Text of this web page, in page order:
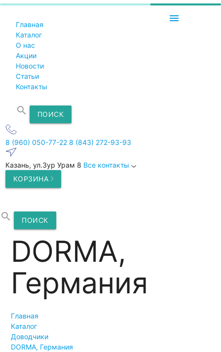
menu
Главная
Каталог
О нас
Акции
Новости
Статьи
Контакты
search ПОИСК
8 (960) 050-77-22 8 (843) 272-93-93
Казань, ул.Зур Урам 8 Все контакты
КОРЗИНА
search ПОИСК
DORMA,
Германия
Главная
Каталог
Доводчики
DORMA, Германия